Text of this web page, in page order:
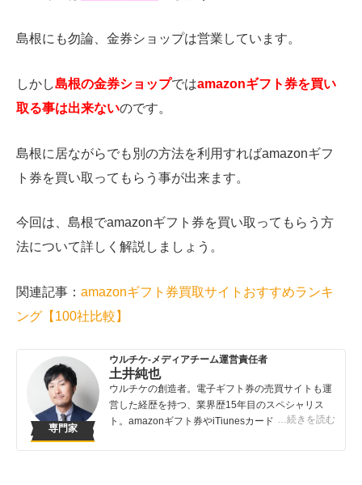
島根にも勿論、金券ショップは営業しています。
しかし島根の金券ショップではamazonギフト券を買い
取る事は出来ないのです。
島根に居ながらでも別の方法を利用すればamazonギフ
ト券を買い取ってもらう事が出来ます。
今回は、島根でamazonギフト券を買い取ってもらう方
法について詳しく解説しましょう。
関連記事： amazonギフト券買取サイトおすすめランキ
ング【 100社比較】
専門家
ウルチケ-メディアチーム運営責任者
土井純也
…続きを読む
ウルチケの創造者。電子ギフト券の売買サイトも運
営した経歴を持つ、業界歴15年目のスペシャリス
ト。amazonギフト券やiTiunesカードの売買は知っ
まうこんなバカバカしいことは避けてほしい！